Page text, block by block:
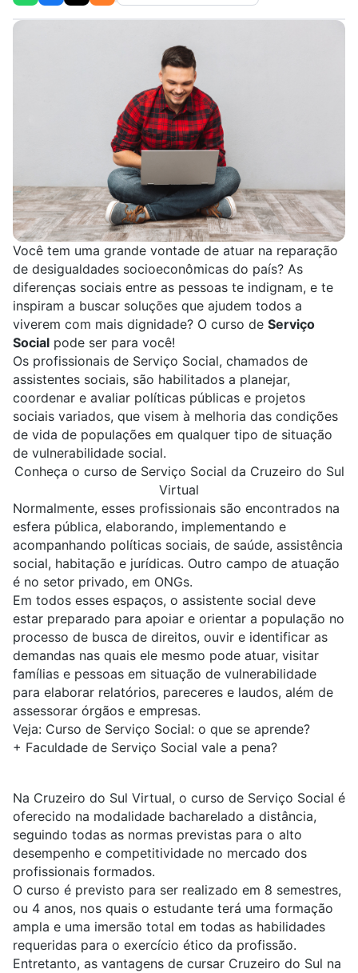
Você tem uma grande vontade de atuar na reparação
de desigualdades socioeconômicas do país? As
diferenças sociais entre as pessoas te indignam, e te
inspiram a buscar soluções que ajudem todos a
viverem com mais dignidade? O curso de Serviço
Social pode ser para você!
Os profissionais de Serviço Social, chamados de
assistentes sociais, são habilitados a planejar,
coordenar e avaliar políticas públicas e projetos
sociais variados, que visem à melhoria das condições
de vida de populações em qualquer tipo de situação
de vulnerabilidade social.
Conheça o curso de Serviço Social da Cruzeiro do Sul
Virtual
Normalmente, esses profissionais são encontrados na
esfera pública, elaborando, implementando e
acompanhando políticas sociais, de saúde, assistência
social, habitação e jurídicas. Outro campo de atuação
é no setor privado, em ONGs.
Em todos esses espaços, o assistente social deve
estar preparado para apoiar e orientar a população no
processo de busca de direitos, ouvir e identificar as
demandas nas quais ele mesmo pode atuar, visitar
famílias e pessoas em situação de vulnerabilidade
para elaborar relatórios, pareceres e laudos, além de
assessorar órgãos e empresas.
Veja: Curso de Serviço Social: o que se aprende?
+ Faculdade de Serviço Social vale a pena?
Na Cruzeiro do Sul Virtual, o curso de Serviço Social é
oferecido na modalidade bacharelado a distância,
seguindo todas as normas previstas para o alto
desempenho e competitividade no mercado dos
profissionais formados.
O curso é previsto para ser realizado em 8 semestres,
ou 4 anos, nos quais o estudante terá uma formação
ampla e uma imersão total em todas as habilidades
requeridas para o exercício ético da profissão.
Entretanto, as vantagens de cursar Cruzeiro do Sul na